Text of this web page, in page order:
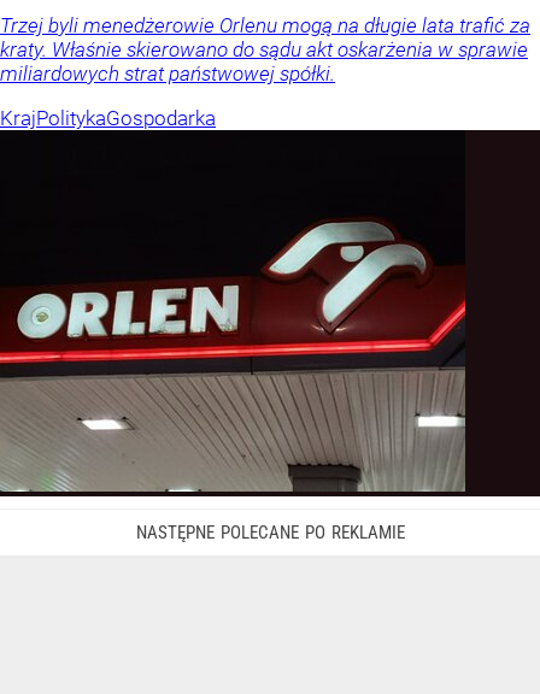
Trzej byli menedżerowie Orlenu mogą na długie lata trafić za
kraty. Właśnie skierowano do sądu akt oskarżenia w sprawie
miliardowych strat państwowej spółki.
KrajPolitykaGospodarka